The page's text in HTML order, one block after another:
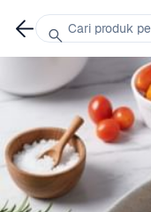
Cari produk